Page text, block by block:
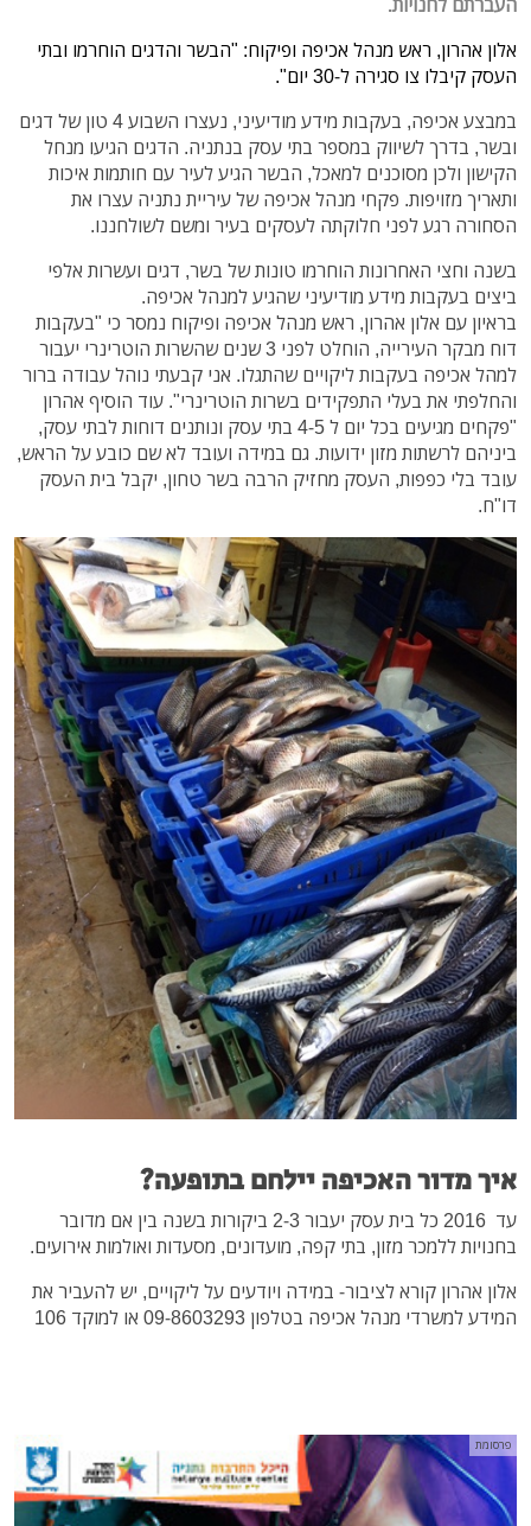
אלון אהרון, ראש מנהל אכיפה ופיקוח: "הבשר והדגים הוחרמו ובתי
העסק קיבלו צו סגירה ל-30 יום".
במבצע אכיפה, בעקבות מידע מודיעיני, נעצרו השבוע 4 טון של דגים
ובשר, בדרך לשיווק במספר בתי עסק בנתניה. הדגים הגיעו מנחל
הקישון ולכן מסוכנים למאכל, הבשר הגיע לעירעם חותמות איכות
ותאריך מזויפות. פקחי מנהל אכיפה של עיריית נתניה עצרו את
הסחורה רגע לפני חלוקתה לעסקים בעיר ומשם לשולחננו.
בשנה וחצי האחרונות הוחרמו טונות של בשר, דגים ועשרות אלפי
ביצים בעקבות מידע מודיעיני שהגיע למנהל אכיפה.
בראיון עם אלון אהרון, ראש מנהל אכיפה ופיקוח נמסר כי "בעקבות
דוח מבקר העירייה, הוחלט לפני 3 שנים שהשרות הוטרינרי יעבור
למהל אכיפה בעקבות ליקויים שהתגלו. אני קבעתי נוהל עבודה ברור
והחלפתי את בעלי התפקידים בשרות הוטרינרי". עוד הוסיף אהרון
"פקחים מגיעים בכל יום ל 4-5 בתי עסק ונותנים
דוחות לבתי עסק,
ביניהם לרשתות מזון ידועות. גם במידה ועובד לא שם כובע על הראש,
עובד בלי כפפות, העסק מחזיק הרבה בשר טחון, יקבל בית העסק
דו"ח.
איך מדור האכיפה יילחם בתופעה?
עד 2016 כל בית עסק יעבור 2-3 ביקורות בשנה בין אם מדובר
בחנויות ללמכר מזון, בתי קפה, מועדונים, מסעדות ואולמות אירועים.
אלון אהרון קורא לציבור- במידה ויודעים על ליקויים, יש להעביר את
המידע למשרדי מנהל אכיפה בטלפון 09-8603293 או למוקד 106
פרסומת